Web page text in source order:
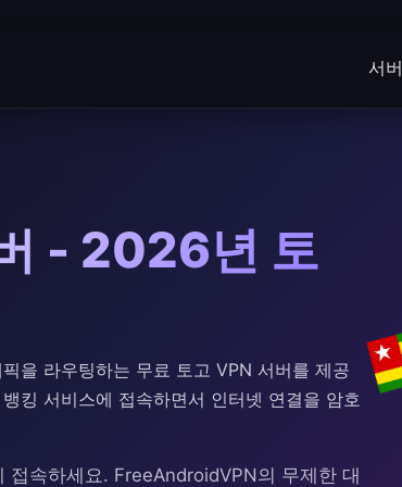
서버
- 2026년 토
을 라우팅하는 무료 토고 VPN 서버를 제공
킹 서비스에 접속하면서 인터넷 연결을 암호
접속하세요. FreeAndroidVPN의 무제한 대